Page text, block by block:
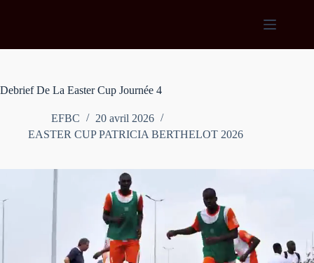
Debrief De La Easter Cup Journée 4
EFBC
20 avril 2026
EASTER CUP PATRICIA BERTHELOT 2026